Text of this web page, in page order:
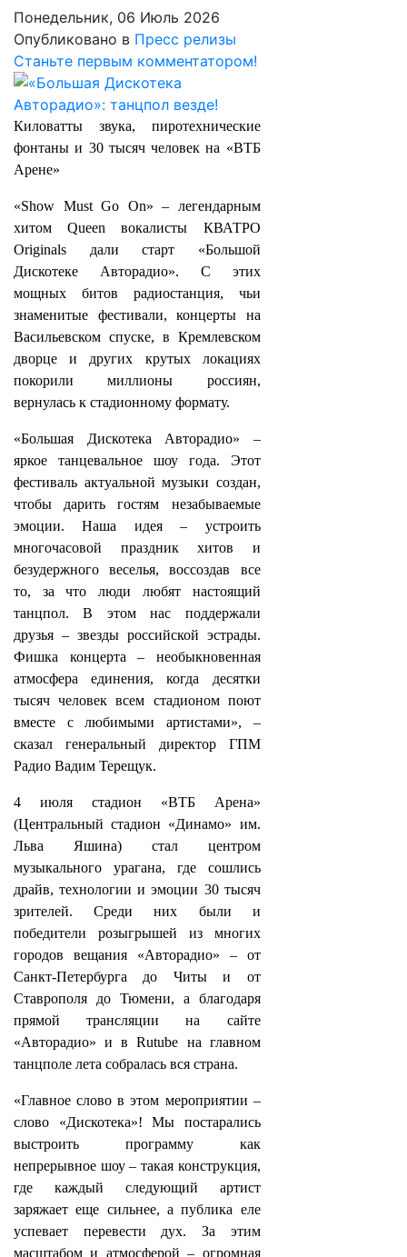
Понедельник, 06 Июль 2026
Опубликовано в Пресс релизы
Станьте первым комментатором!
Киловатты звука, пиротехнические
фонтаны и 30 тысяч человек на «ВТБ
Арене»
«Show Must Go On» – легендарным
хитом Queen вокалисты КВАТРО
Originals дали старт «Большой
Дискотеке Авторадио». С этих
мощных битов радиостанция, чьи
знаменитые фестивали, концерты на
Васильевском спуске, в Кремлевском
дворце и других крутых локациях
покорили миллионы россиян,
вернулась к стадионному формату.
«Большая Дискотека Авторадио» –
яркое танцевальное шоу года. Этот
фестиваль актуальной музыки создан,
чтобы дарить гостям незабываемые
эмоции. Наша идея – устроить
многочасовой праздник хитов и
безудержного веселья, воссоздав все
то, за что люди любят настоящий
танцпол. В этом нас поддержали
друзья – звезды российской эстрады.
Фишка концерта – необыкновенная
атмосфера единения, когда десятки
тысяч человек всем стадионом поют
вместе с любимыми артистами», –
сказал генеральный директор ГПМ
Радио Вадим Терещук.
4 июля стадион «ВТБ Арена»
(Центральный стадион «Динамо» им.
Льва Яшина) стал центром
музыкального урагана, где сошлись
драйв, технологии и эмоции 30 тысяч
зрителей. Среди них были и
победители розыгрышей из многих
городов вещания «Авторадио» – от
Санкт‑Петербурга до Читы и от
Ставрополя до Тюмени, а благодаря
прямой трансляции на сайте
«Авторадио» и в Rutube на главном
танцполе лета собралась вся страна.
«Главное слово в этом мероприятии –
слово «Дискотека»! Мы постарались
выстроить программу как
непрерывное шоу – такая конструкция,
где каждый следующий артист
заряжает еще сильнее, а публика еле
успевает перевести дух. За этим
масштабом и атмосферой – огромная